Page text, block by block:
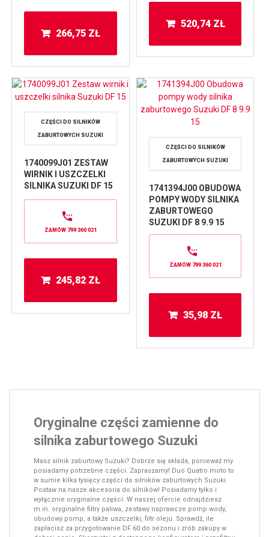
266,75 ZŁ
520,74 ZŁ
CZĘŚCI DO SILNIKÓW
ZABURTOWYCH SUZUKI
1740099J01 ZESTAW
WIRNIK I USZCZELKI
SILNIKA SUZUKI DF 15
ZAMÓW 799 360 021
245,82 ZŁ
CZĘŚCI DO SILNIKÓW
ZABURTOWYCH SUZUKI
1741394J00 OBUDOWA
POMPY WODY SILNIKA
ZABURTOWEGO
SUZUKI DF 8 9.9 15
ZAMÓW 799 360 021
35,98 ZŁ
Oryginalne części zamienne do
silnika zaburtowego Suzuki
Masz silnik zaburtowy Suzuki? Dobrze się składa, ponieważ my
posiadamy potrzebne części. Zapraszamy! Duo Quatro moto to
w sumie kilka tysięcy części do silników zaburtowych Suzuki.
Postaw na nasze akcesoria do silników! Posiadamy tylko i
wyłącznie oryginalne części. W naszej ofercie odnajdziesz
m.in. oryginalne filtry paliwa, zestawy naprawcze pomp wody,
obudowy pomp, a także uszczelki, filtr oleju. Sprawdź, ile
zapłacisz za przygotowanie DF 60 do sezonu i zrób zakupy w